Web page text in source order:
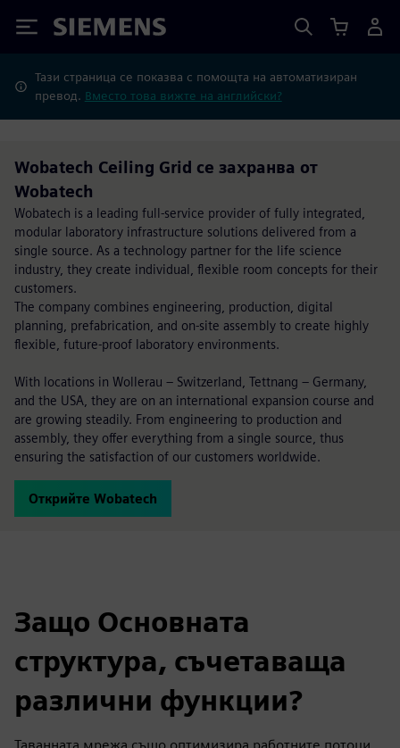
Siemens
Тази страница се показва с помощта на автоматизиран
превод. Вместо това вижте на английски?
Wobatech Ceiling Grid се захранва от
Wobatech
Wobatech is a leading full-service provider of fully integrated,
modular laboratory infrastructure solutions delivered from a
single source. As a technology partner for the life science
industry, they create individual, flexible room concepts for their
customers.
The company combines engineering, production, digital
planning, prefabrication, and on-site assembly to create highly
flexible, future-proof laboratory environments.
With locations in Wollerau – Switzerland, Tettnang – Germany,
and the USA, they are on an international expansion course and
are growing steadily. From engineering to production and
assembly, they offer everything from a single source, thus
ensuring the satisfaction of our customers worldwide.
Открийте Wobatech
Защо Основната
структура, съчетаваща
различни функции?